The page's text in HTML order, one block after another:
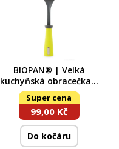
BIOPAN® | Velká
kuchyňská obracečka |
Výška 31 cm | Vhodná
na nepřilnavé povrchy
Super cena
99,00 Kč
Do kočáru